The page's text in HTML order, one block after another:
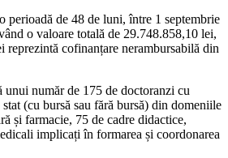
perioadă de 48 de luni, între 1 septembrie
o valoare totală de 29.748.858,10 lei,
reprezintă cofinanțare nerambursabilă din
număr de 175 de doctoranzi cu
(cu bursă sau fără bursă) din domeniile
și farmacie, 75 de cadre didactice,
implicați în formarea și coordonarea